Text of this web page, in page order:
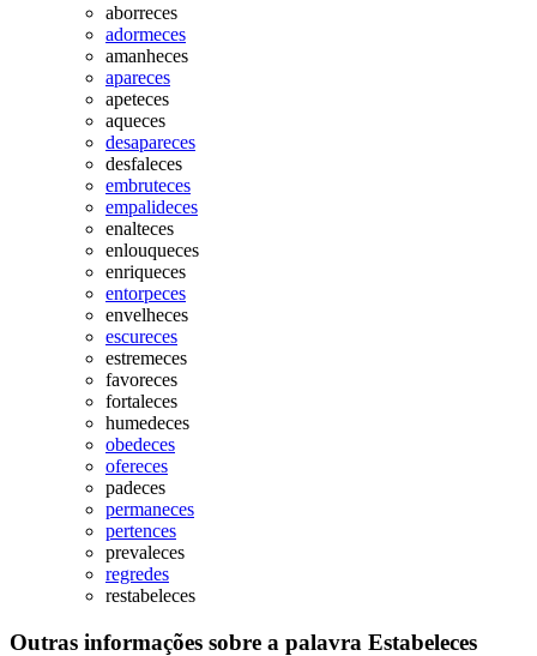
aborreces
adormeces
amanheces
apareces
apeteces
aqueces
desapareces
desfaleces
embruteces
empalideces
enalteces
enlouqueces
enriqueces
entorpeces
envelheces
escureces
estremeces
favoreces
fortaleces
humedeces
obedeces
ofereces
padeces
permaneces
pertences
prevaleces
regredes
restabeleces
Outras informações sobre a palavra Estabeleces